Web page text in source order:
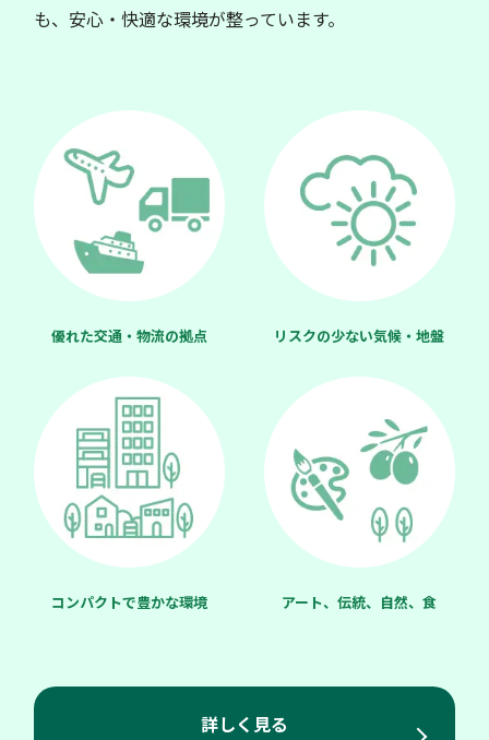
も、安心・快適な環境が整っています。
優れた交通・物流の拠点 リスクの少ない気候・地盤
コンパクトで豊かな環境 アート、伝統、自然、食
詳しく見る